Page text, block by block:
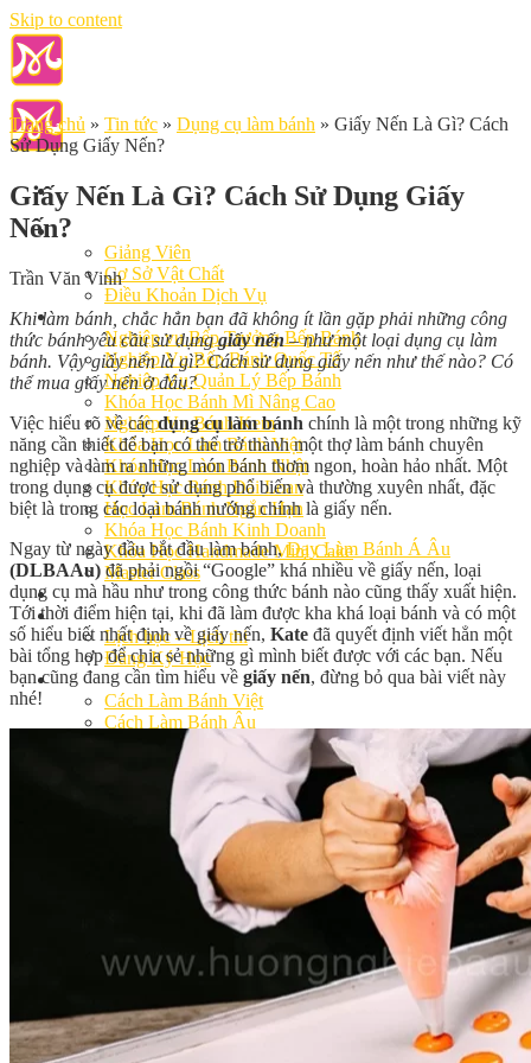
Skip to content
Giới Thiệu
Giảng Viên
Cơ Sở Vật Chất
Điều Khoản Dịch Vụ
Học Làm Bánh
Nghiệp vụ Bếp Trưởng Bếp Bánh
Nghiệp Vụ Bếp Bánh Quốc Tế
Nghiệp Vụ Quản Lý Bếp Bánh
Khóa Học Bánh Mì Nâng Cao
Nghiệp Vụ Bánh Kem
Khóa Học Làm Bánh Việt
Khóa Học Làm Bánh Nhật
Khóa Học Bánh Đài Loan
Học Làm Bánh Ngắn Hạn
Khóa Học Bánh Kinh Doanh
Khóa Học Handmade Mini Cake
Master Class
Chuyên Đề
Khai Giảng
Lịch học – Lịch thi
Đăng Ký Học
Công Thức
Cách Làm Bánh Việt
Cách Làm Bánh Âu
Cách Làm Bánh Kem
Cách Làm Bánh Mì
Cách Làm Bánh Trung Thu
Cách Làm Bánh Flan
Cách Làm Bánh Bao
Cách Làm Bánh Bông Lan
Cách Làm Bánh Su Kem
Cách làm bánh CupCake
Cách Làm Bánh Pizza
Cách làm bánh chay
Cách Làm Kẹo – Mứt
Tin Tổng Hợp
Hướng Nghiệp Á Âu
Trang chủ » Tin tức » Dụng cụ làm bánh » Giấy Nến Là Gì? Cách
Sử Dụng Giấy Nến?
Giấy Nến Là Gì? Cách Sử Dụng Giấy
Nến?
Trần Văn Vinh
Khi làm bánh, chắc hẳn bạn đã không ít lần gặp phải những công
thức bánh yêu cầu sử dụnggiấy nến– như một loại dụng cụ làm
bánh. Vậy giấy nến là gì? Cách sử dụng giấy nến như thế nào? Có
thể mua giấy nến ở đâu?
Việc hiểu rõ về cácdụng cụ làm bánh chính là một trong những kỹ
năng cần thiết để bạn có thể trở thành một thợ làm bánh chuyên
nghiệp và làm ra những món bánh thơm ngon, hoàn hảo nhất. Một
trong dụng cụ được sử dụng phổ biến và thường xuyên nhất, đặc
biệt là trong các loại bánh nướng chính là giấy nến.
Ngay từ ngày đầu bắt đầu làm bánh,Dạy Làm Bánh Á Âu
(DLBAAu)đã phải ngồi “Google” khá nhiều về giấy nến, loại
dụng cụ mà hầu như trong công thức bánh nào cũng thấy xuất hiện.
Tới thời điểm hiện tại, khi đã làm được kha khá loại bánh và có một
số hiểu biết nhất định về giấy nến, Kate đã quyết định viết hẳn một
bài tổng hợp để chia sẻ những gì mình biết được với các bạn. Nếu
bạn cũng đang cần tìm hiểu về giấy nến, đừng bỏ qua bài viết này
nhé!